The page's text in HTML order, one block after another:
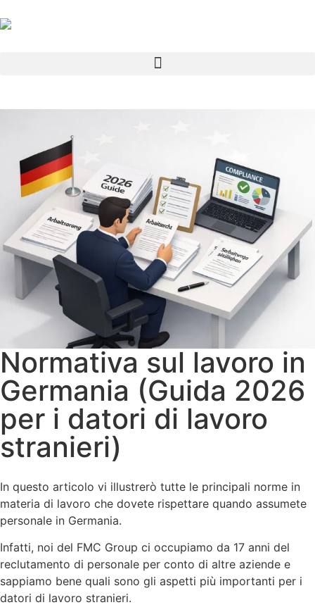
Normativa sul lavoro in
Germania (Guida 2026
per i datori di lavoro
stranieri)
In questo articolo vi illustrerò tutte le principali norme in
materia di lavoro che dovete rispettare quando assumete
personale in Germania.
Infatti, noi del FMC Group ci occupiamo da 17 anni del
reclutamento di personale per conto di altre aziende e
sappiamo bene quali sono gli aspetti più importanti per i
datori di lavoro stranieri.